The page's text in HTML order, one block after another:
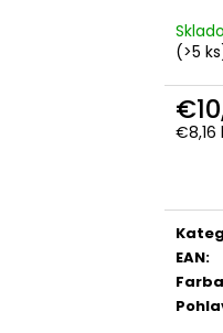
(>5
€8,16
EAN:
Farba